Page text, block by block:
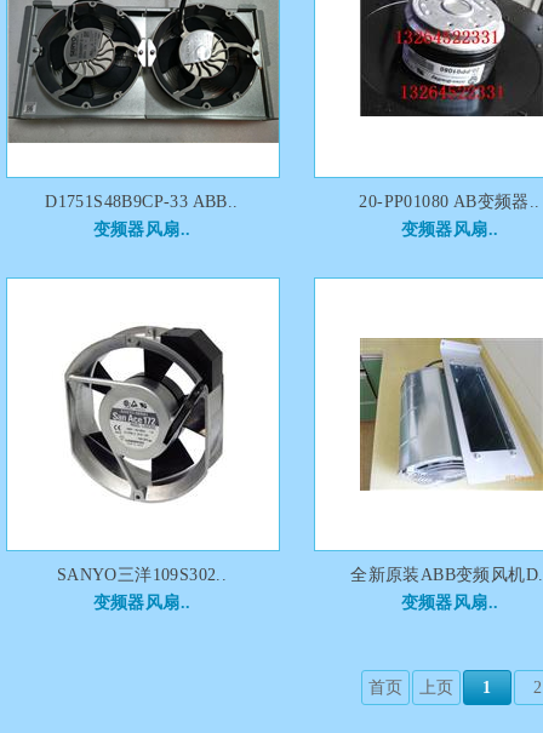
D1751S48B9CP-33 ABB..
变频器风扇..
20-PP01080 AB变频器..
变频器风扇..
SANYO三洋109S302..
变频器风扇..
全新原装ABB变频风机
变频器风扇..
首页 上页 1 2